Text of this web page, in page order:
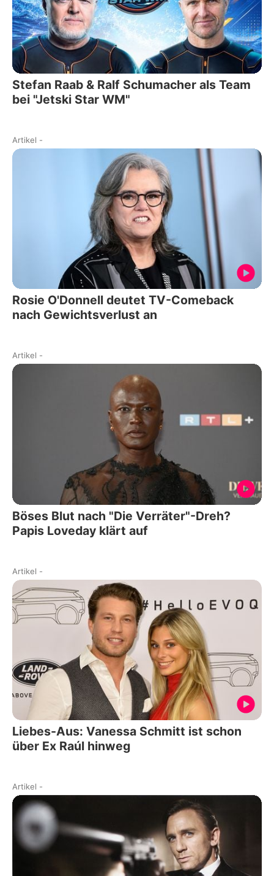
Stefan Raab & Ralf Schumacher als Team
bei "Jetski Star WM"
Artikel -
Rosie O'Donnell deutet TV-Comeback
nach Gewichtsverlust an
Artikel -
Böses Blut nach "Die Verräter"-Dreh?
Papis Loveday klärt auf
Artikel -
Liebes-Aus: Vanessa Schmitt ist schon
über Ex Raúl hinweg
Artikel -